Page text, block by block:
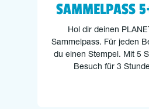
SAMMELPASS
Hol dir deinen
Sammelpass. Für jeden
du einen Stempel. Mit 5
Besuch für 3